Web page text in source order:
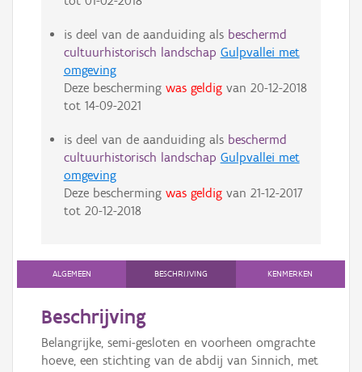
is deel van de aanduiding als beschermd
cultuurhistorisch landschap Gulpvallei met
omgeving
Deze bescherming was geldigvan 20-12-2018
tot 14-09-2021
is deel van de aanduiding als beschermd
cultuurhistorisch landschap Gulpvallei met
omgeving
Deze bescherming was geldigvan 21-12-2017
tot 20-12-2018
ALGEMEEN BESCHRIJVING KENMERKEN
Beschrijving
Belangrijke, semi-gesloten en voorheen omgrachte
hoeve, een stichting van de abdij van Sinnich, met